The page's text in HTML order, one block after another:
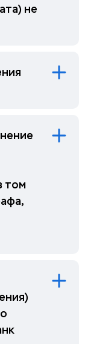
не
том